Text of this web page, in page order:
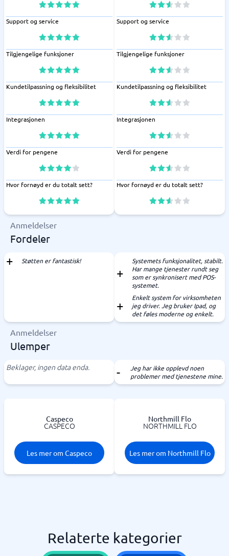
Support og service
Tilgjengelige funksjoner
Kundetilpassning og fleksibilitet
Integrasjonen
Verdi for pengene
Hvor fornøyd er du totalt sett?
Support og service
Tilgjengelige funksjoner
Kundetilpassning og fleksibilitet
Integrasjonen
Verdi for pengene
Hvor fornøyd er du totalt sett?
Anmeldelser
Fordeler
Støtten er fantastisk!
Systemets funksjonalitet, stabilt.
Har mange tjenester rundt seg
som er synkronisert med POS-
systemet.
Enkelt system for virksomheten
jeg driver. Jeg bruker Ipad, og
det føles moderne og enkelt.
Anmeldelser
Ulemper
Beklager, ingen data enda.
Jeg har ikke opplevd noen
problemer med tjenestene mine.
Caspeco
CASPECO
Les mer om Caspeco
Northmill Flo
NORTHMILL FLO
Les mer om Northmill Flo
Relaterte kategorier